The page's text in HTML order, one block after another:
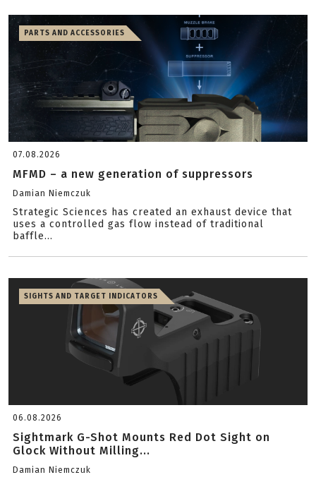
PARTS AND ACCESSORIES
07.08.2026
MFMD – a new generation of suppressors
Damian Niemczuk
Strategic Sciences has created an exhaust device that
uses a controlled gas flow instead of traditional
baffle...
SIGHTS AND TARGET INDICATORS
06.08.2026
Sightmark G-Shot Mounts Red Dot Sight on
Glock Without Milling...
Damian Niemczuk